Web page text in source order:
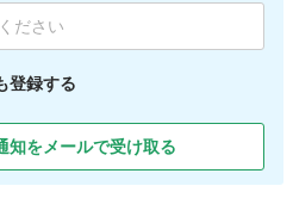
登録する
知をメールで受け取る